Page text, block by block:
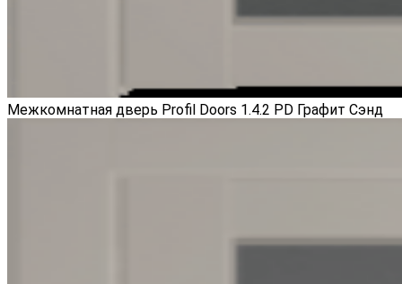
Межкомнатная дверь Profil Doors 1.4.2 PD Графит Сэнд